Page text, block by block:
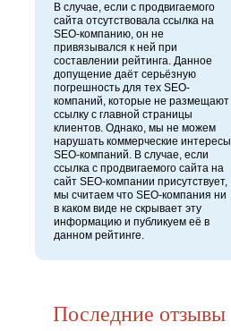
В случае, если с продвигаемого
сайта отсутствовала ссылка на
SEO-компанию, он не
привязывался к ней при
составлении рейтинга. Данное
допущение даёт серьёзную
погрешность для тех SEO-
компаний, которые не размещают
ссылку с главной страницы
клиентов. Однако, мы не можем
нарушать коммерческие интересы
SEO-компаний. В случае, если
ссылка с продвигаемого сайта на
сайт SEO-компании присутствует,
мы считаем что SEO-компания ни
в каком виде не скрывает эту
информацию и публикуем её в
данном рейтинге.
Последние отзывы